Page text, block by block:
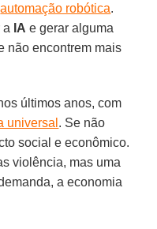
automação robótica.
a IA e gerar alguma
não encontrem mais
últimos anos, com
universal . Se não
social e econômico.
violência, mas uma
a economia